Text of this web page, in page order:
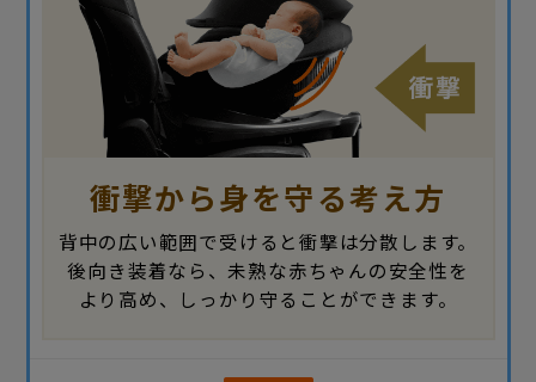
衝撃から身を守る考え方
背中の広い範囲で受けると衝撃は分散します。
後向き装着なら、未熟な赤ちゃんの安全性を
より高め、しっかり守ることができます。